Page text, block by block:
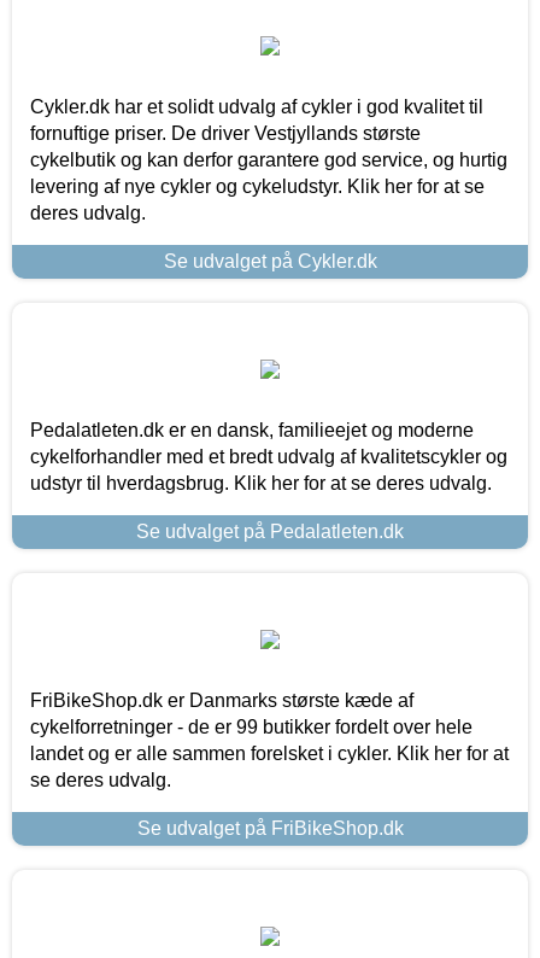
Cykler.dk har et solidt udvalg af cykler i god kvalitet til
fornuftige priser. De driver Vestjyllands største
cykelbutik og kan derfor garantere god service, og hurtig
levering af nye cykler og cykeludstyr. Klik her for at se
deres udvalg.
Se udvalget på Cykler.dk
Pedalatleten.dk er en dansk, familieejet og moderne
cykelforhandler med et bredt udvalg af kvalitetscykler og
udstyr til hverdagsbrug. Klik her for at se deres udvalg.
Se udvalget på Pedalatleten.dk
FriBikeShop.dk er Danmarks største kæde af
cykelforretninger - de er 99 butikker fordelt over hele
landet og er alle sammen forelsket i cykler. Klik her for at
se deres udvalg.
Se udvalget på FriBikeShop.dk